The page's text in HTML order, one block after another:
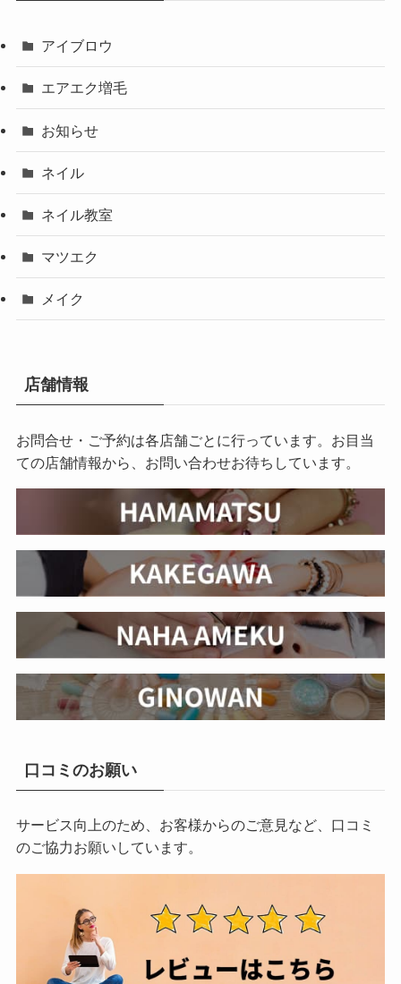
アイブロウ
エアエク増毛
お知らせ
ネイル
ネイル教室
マツエク
メイク
店舗情報
お問合せ・ご予約は各店舗ごとに行っています。お目当
ての店舗情報から、お問い合わせお待ちしています。
口コミのお願い
サービス向上のため、お客様からのご意見など、口コミ
のご協力お願いしています。